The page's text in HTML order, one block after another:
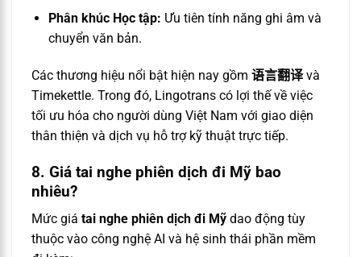
Phân khúc Học tập: Ưu tiên tính năng ghi âm và
chuyển văn bản.
Các thương hiệu nổi bật hiện nay gồm 语言翻译và
Timekettle. Trong đó, Lingotrans có lợi thế về việc
tối ưu hóa cho người dùng Việt Nam với giao diện
thân thiện và dịch vụ hỗ trợ kỹ thuật trực tiếp.
8. Giá tai nghe phiên dịch đi Mỹ bao
nhiêu?
Mức giá tai nghe phiên dịch đi Mỹ dao động tùy
thuộc vào công nghệ AI và hệ sinh thái phần mềm